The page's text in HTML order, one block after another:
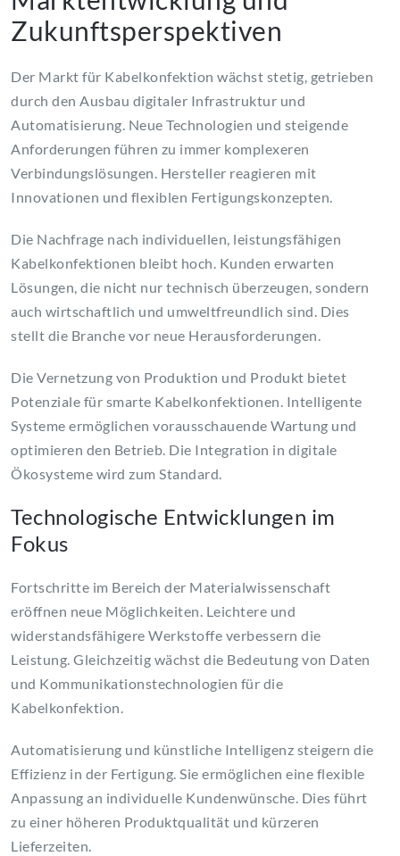
Zukunftsperspektiven
Der Markt für Kabelkonfektion wächst stetig, getrieben
durch den Ausbau digitaler Infrastruktur und
Automatisierung. Neue Technologien und steigende
Anforderungen führen zu immer komplexeren
Verbindungslösungen. Hersteller reagieren mit
Innovationen und flexiblen Fertigungskonzepten.
Die Nachfrage nach individuellen, leistungsfähigen
Kabelkonfektionen bleibt hoch. Kunden erwarten
Lösungen, die nicht nur technisch überzeugen, sondern
auch wirtschaftlich und umweltfreundlich sind. Dies
stellt die Branche vor neue Herausforderungen.
Die Vernetzung von Produktion und Produkt bietet
Potenziale für smarte Kabelkonfektionen. Intelligente
Systeme ermöglichen vorausschauende Wartung und
optimieren den Betrieb. Die Integration in digitale
Ökosysteme wird zum Standard.
Technologische Entwicklungen im
Fokus
Fortschritte im Bereich der Materialwissenschaft
eröffnen neue Möglichkeiten. Leichtere und
widerstandsfähigere Werkstoffe verbessern die
Leistung. Gleichzeitig wächst die Bedeutung von Daten
und Kommunikationstechnologien für die
Kabelkonfektion.
Automatisierung und künstliche Intelligenz steigern die
Effizienz in der Fertigung. Sie ermöglichen eine flexible
Anpassung an individuelle Kundenwünsche. Dies führt
zu einer höheren Produktqualität und kürzeren
Lieferzeiten.